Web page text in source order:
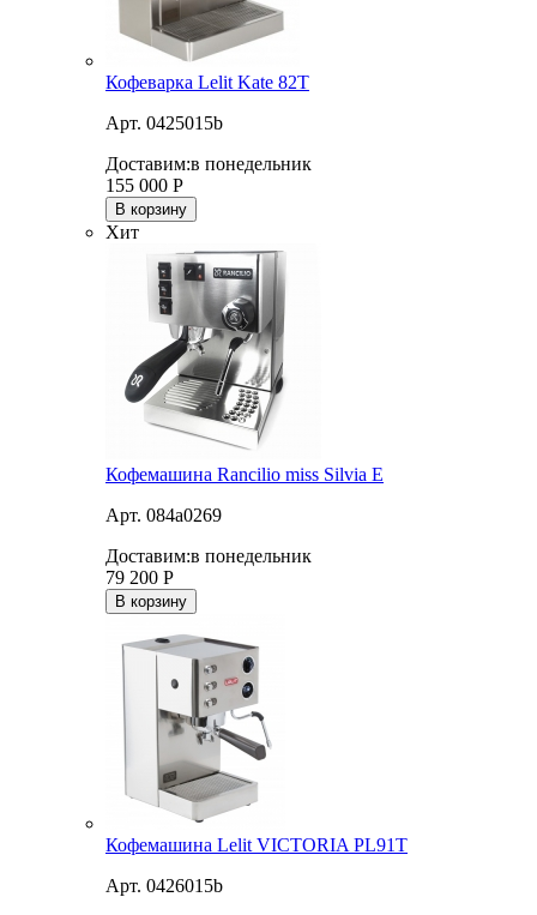
Кофеварка Lelit Kate 82T
Арт. 0425015b
Доставим:в понедельник
155 000 Р
В корзину
Хит
Кофемашина Rancilio miss Silvia E
Арт. 084a0269
Доставим:в понедельник
79 200 Р
В корзину
Кофемашина Lelit VICTORIA PL91T
Арт. 0426015b